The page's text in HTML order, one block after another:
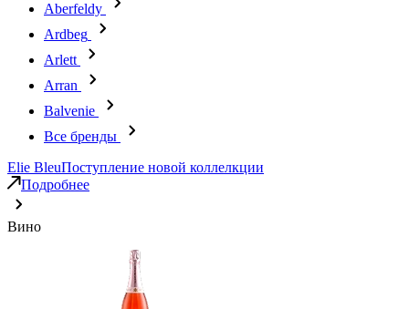
Aberfeldy
Ardbeg
Arlett
Arran
Balvenie
Все бренды
Elie BleuПоступление новой коллелкции
Подробнее
Вино